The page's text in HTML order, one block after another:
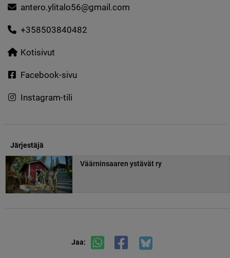
antero.ylitalo56@gmail.com
+358503840482
Kotisivut
Facebook-sivu
Instagram-tili
Järjestäjä
Väärninsaaren ystävät ry
Jaa: